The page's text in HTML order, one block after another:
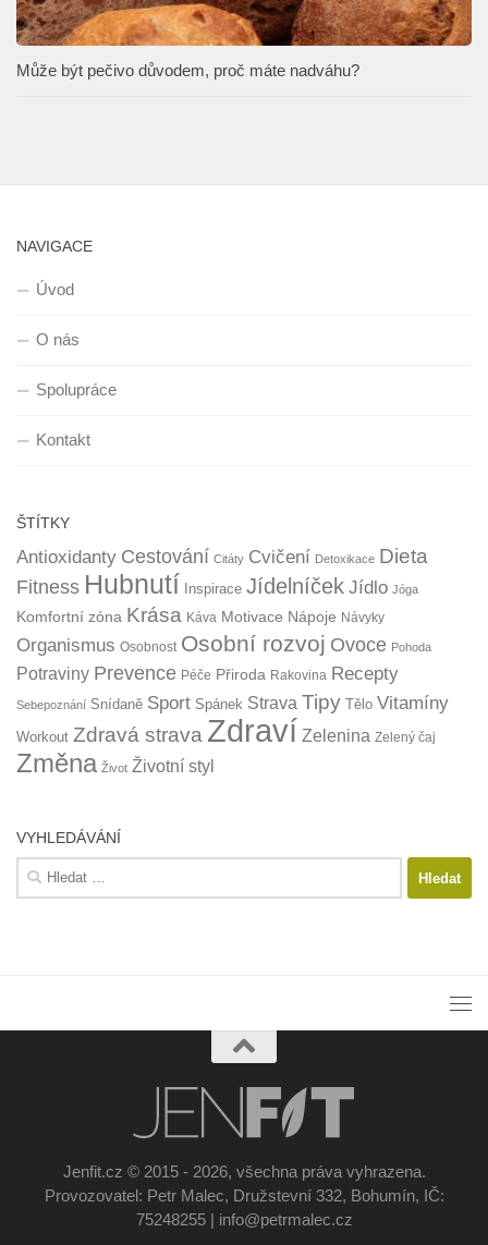
Může být pečivo důvodem, proč máte nadváhu?
NAVIGACE
Úvod
O nás
Spolupráce
Kontakt
ŠTÍTKY
Antioxidanty Cestování Citáty Cvičení Detoxikace Dieta
Fitness Hubnutí Inspirace Jídelníček Jídlo Jóga
Komfortní zóna Krása Káva Motivace Nápoje Návyky
Organismus Osobnost Osobní rozvoj Ovoce Pohoda
Potraviny Prevence Péče Přiroda Rakovina Recepty
Sebepoznání Snídaně Sport Spánek Strava Tipy Tělo Vitamíny
Workout Zdravá strava Zdraví Zelenina Zelený čaj
Změna Život Životní styl
VYHLEDÁVÁNÍ
Vyhledávání
Jenfit.cz © 2015 - 2026, všechna práva vyhrazena.
Provozovatel: Petr Malec, Družstevní 332, Bohumín, IČ:
75248255 | info@petrmalec.cz